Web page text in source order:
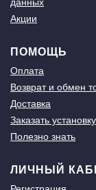
Акции
ПОМОЩЬ
Оплата
Возврат и обмен
Доставка
Заказать установку
Полезно знать
ЛИЧНЫЙ